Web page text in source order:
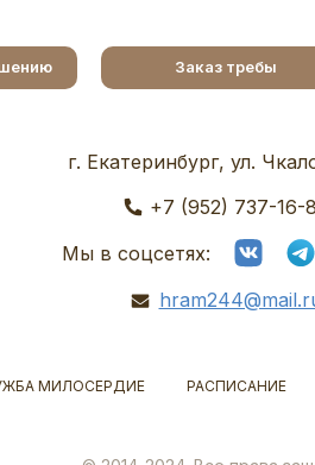
Заказ требы
г. Екатеринбург, ул.
+7 (952) 737-16-
Мы в соцсетях:
МИЛОСЕРДИЕ РАСПИСАНИЕ